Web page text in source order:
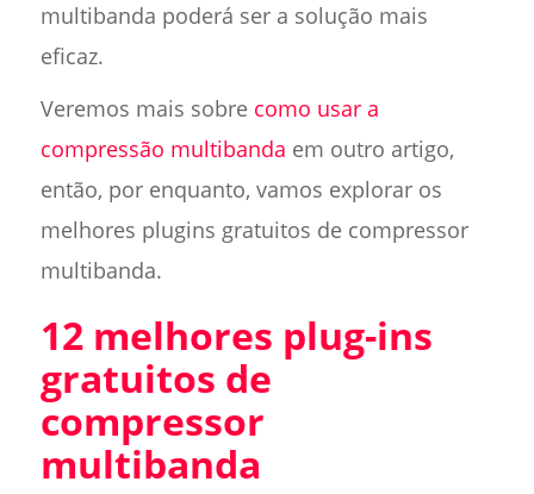
multibanda poderá ser a solução mais
eficaz.
Veremos mais sobre como usar a
compressão multibanda em outro artigo,
então, por enquanto, vamos explorar os
melhores plugins gratuitos de compressor
multibanda.
12 melhores plug-ins
gratuitos de
compressor
multibanda